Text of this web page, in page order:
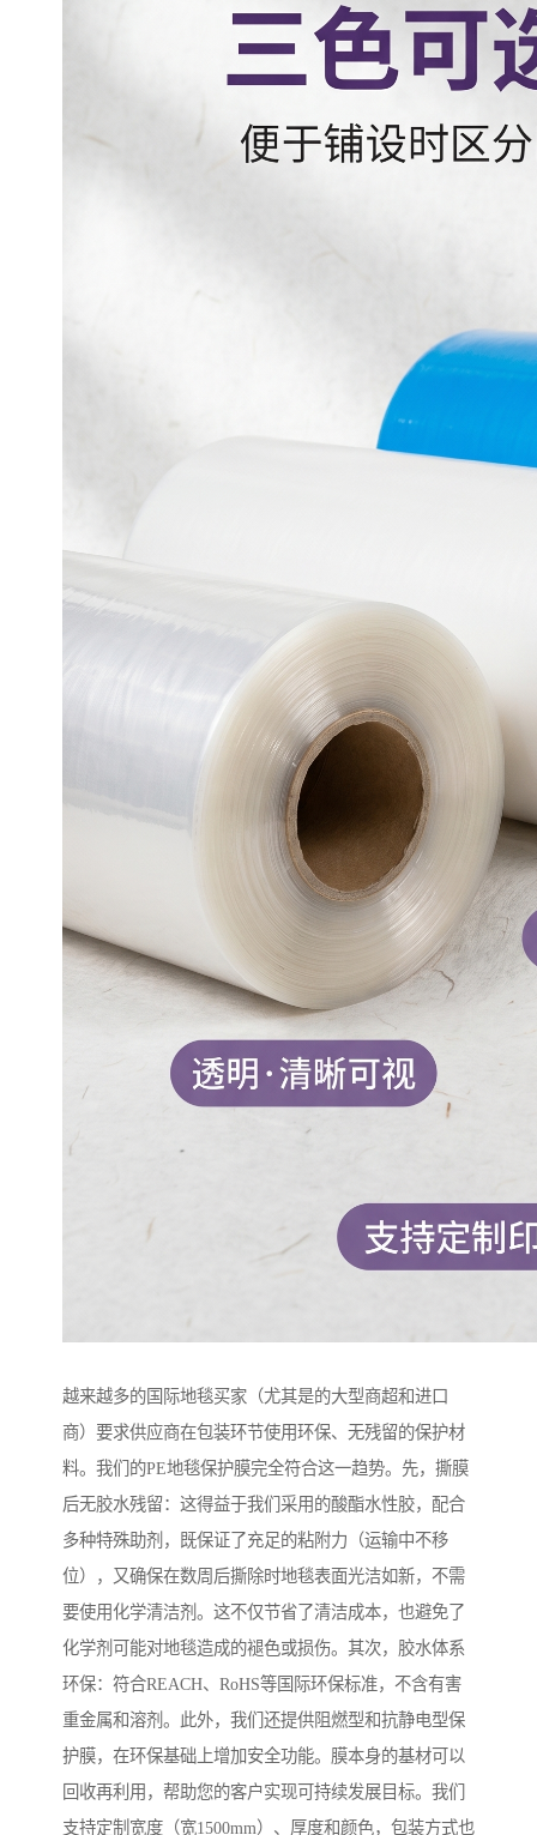
越来越多的国际地毯买家（尤其是的大型商超和进口
商）要求供应商在包装环节使用环保、无残留的保护材
料。我们的PE地毯保护膜完全符合这一趋势。先，撕膜
后无胶水残留：这得益于我们采用的酸酯水性胶，配合
多种特殊助剂，既保证了充足的粘附力（运输中不移
位），又确保在数周后撕除时地毯表面光洁如新，不需
要使用化学清洁剂。这不仅节省了清洁成本，也避免了
化学剂可能对地毯造成的褪色或损伤。其次，胶水体系
环保：符合REACH、RoHS等国际环保标准，不含有害
重金属和溶剂。此外，我们还提供阻燃型和抗静电型保
护膜，在环保基础上增加安全功能。膜本身的基材可以
回收再利用，帮助您的客户实现可持续发展目标。我们
支持定制宽度（宽1500mm）、厚度和颜色，包装方式也